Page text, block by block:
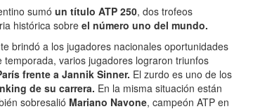
sumó un título ATP 250, dos trofeos
histórica sobre el número uno del mundo.
brindó a los jugadores nacionales oportunidades
varios jugadores lograron triunfos
frente a Jannik Sinner. El zurdo es uno de los
de su carrera. En la misma situación están
sobresalió Mariano Navone, campeón ATP en